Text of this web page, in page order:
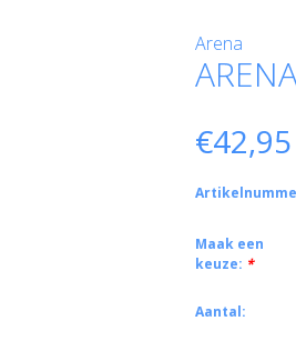
Arena
€42,95
Maak een
keuze: *
Aantal: